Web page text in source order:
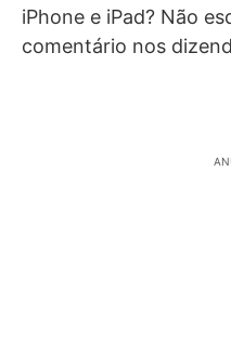
iPhone e iPad? Não
comentário nos